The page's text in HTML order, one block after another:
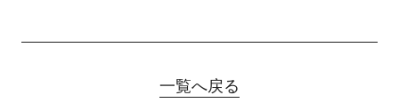
一覧へ戻る